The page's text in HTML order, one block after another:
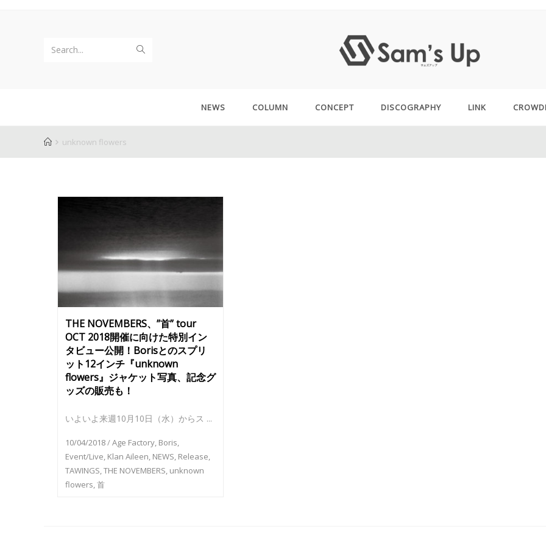
Search...
NEWS COLUMN CONCEPT DISCOGRAPHY LINK
unknown flowers
THE NOVEMBERS、”首” tour
OCT 2018開催に向けた特別イン
タビュー公開！Borisとのスプリ
ット12インチ『unknown
flowers』ジャケット写真、記念グ
ッズの販売も！
いよいよ来週10月10日（水）からス ...
10/04/2018/Age Factory, Boris,
Event/Live, Klan Aileen, NEWS, Release,
TAWINGS,THE NOVEMBERS, unknown
flowers,首